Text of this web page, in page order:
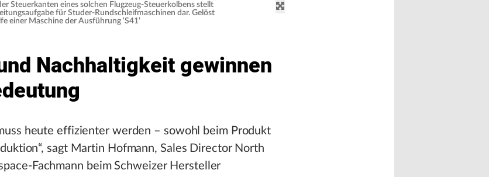
Steuerkanten eines solchen Flugzeug-Steuerkolbens stellt
für Studer-Rundschleifmaschinen dar. Gelöst
einer Maschine der Ausführung ‘S41‘
Nachhaltigkeit gewinnen
heute effizienter werden – sowohl beim Produkt
sagt Martin Hofmann, Sales Director North
Fachmann beim Schweizer Hersteller